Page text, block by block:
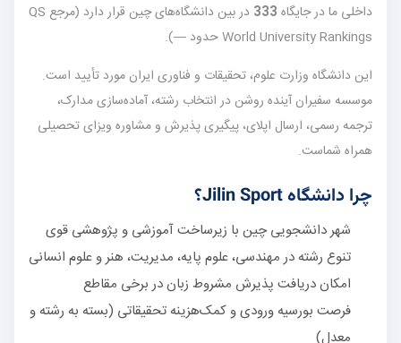
داخلی ما در جایگاه 333
در بین دانشگاه‌های چین قرار دارد (مرجع QS
World University Rankings حدود —).
این دانشگاه وزارت علوم، تحقیقات و فناوری ایران مورد تأیید است.
موسسه سفیران آینده روشن در انتخاب رشته، آماده‌سازی مدارک،
ترجمه رسمی، ارسال اپلای، پیگیری پذیرش و مشاوره ویزای تحصیلی
همراه شماست.
چرا دانشگاه Jilin Sport؟
شهر دانشجویی چین با زیرساخت آموزشی و پژوهشی قوی
تنوع رشته در مهندسی، علوم پایه، مدیریت، هنر و علوم انسانی
امکان دریافت پذیرش مشروط زبان در برخی مقاطع
فرصت بورسیه ورودی و کمک‌هزینه تحقیقاتی (بسته به رشته و
معدل)